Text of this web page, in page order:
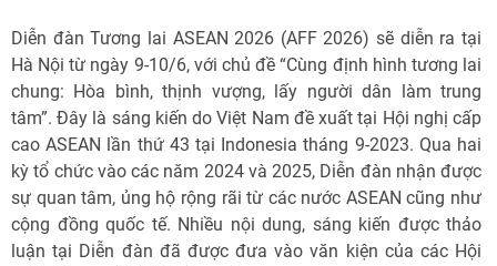
Diễn đàn Tương lai ASEAN 2026 (AFF 2026) sẽ diễn ra tại
Hà Nội từ ngày 9-10/6, với chủ đề “Cùng định hình tương lai
chung: Hòa bình, thịnh vượng, lấy người dân làm trung
tâm”. Đây là sáng kiến do Việt Nam đề xuất tại Hội nghị cấp
cao ASEAN lần thứ 43 tại Indonesia tháng 9-2023. Qua hai
kỳ tổ chức vào các năm 2024 và 2025, Diễn đàn nhận được
sự quan tâm, ủng hộ rộng rãi từ các nước ASEAN cũng như
cộng đồng quốc tế. Nhiều nội dung, sáng kiến được thảo
luận tại Diễn đàn đã được đưa vào văn kiện của các Hội